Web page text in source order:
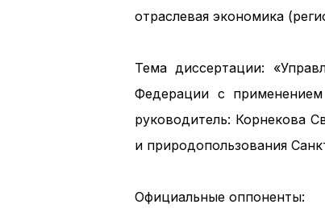
отраслевая экономика
Тема диссертации:
Федерации с
руководитель: Корнекова
и природопользования
Официальные оппоненты: